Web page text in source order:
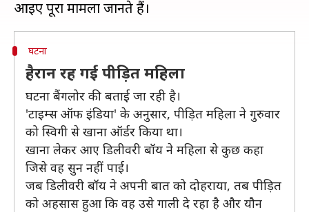
घटना
हैरान रह गई पीड़ित महिला
घटना बैंगलोर की बताई जा रही है।
'टाइम्स ऑफ इंडिया' के अनुसार, पीड़ित महिला ने गुरुवार
को स्विगी से खाना ऑर्डर किया था।
खाना लेकर आए डिलीवरी बॉय ने महिला से कुछ कहा
जिसे वह सुन नहीं पाई।
जब डिलीवरी बॉय ने अपनी बात को दोहराया, तब पीड़ित
को अहसास हुआ कि वह उसे गाली दे रहा है और यौन